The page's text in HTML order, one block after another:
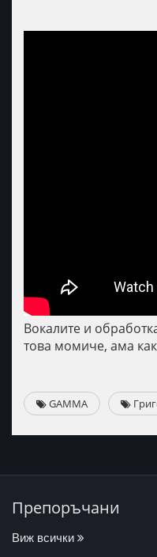
Вокалите и
това момиче, ама
GAMMA
Препоръчани
Виж всички